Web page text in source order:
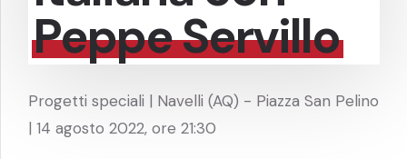
Peppe Servillo
Progetti speciali | Navelli (AQ) - Piazza San Pelino
| 14 agosto 2022, ore 21:30